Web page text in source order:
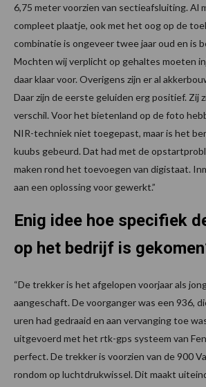
6,75 meter voorzien van sectieafsluiting. Al
compleet plaatje, ook met het oog op de
combinatie is ongeveer twee jaar oud en is
Mochten wij verplicht op gehaltes moeten
daar klaar voor. Overigens zijn er al
Daar zijn de eerste geluiden erg positief. Zij
verschil. Voor het bietenland op de foto
NIR-techniek niet toegepast, maar is het
kuubs gebeurd. Dat had met de
maken rond het toevoegen van digistaat.
aan een oplossing voor gewerkt.”
Enig idee hoe specifiek
op het bedrijf is
“De trekker is het afgelopen voorjaar als
aangeschaft. De voorganger was een 936,
uren had gedraaid en aan vervanging toe
uitgevoerd met het rtk-gps systeem van
perfect. De trekker is voorzien van de 900
rondom op luchtdrukwissel. Dit maakt